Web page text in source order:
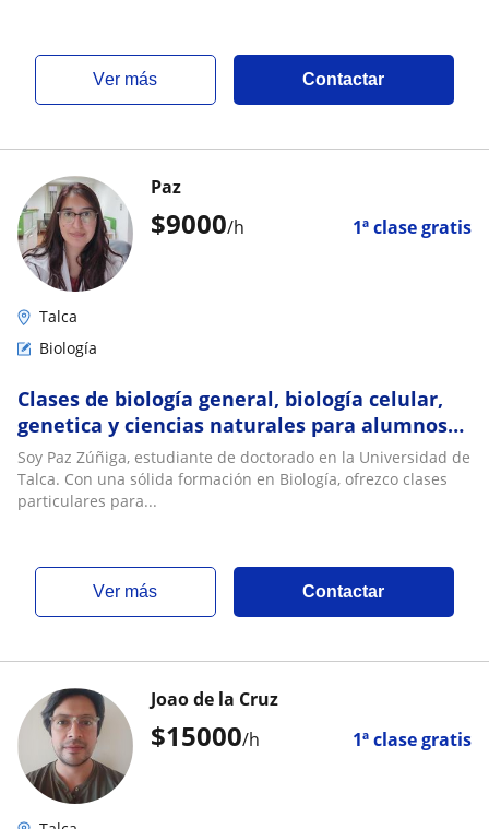
ver más Contactar
$9000/h 1ª clase gratis
Paz
Talca
Biología
Clases de biología general, biología celular,
genetica y ciencias naturales para alumnos
de enseñanza media y Universitarios
Soy Paz Zúñiga, estudiante de doctorado en la Universidad de
Talca. Con una sólida formación en Biología, ofrezco clases
particulares para...
ver más Contactar
$15000/h 1ª clase gratis
Joao de la Cruz